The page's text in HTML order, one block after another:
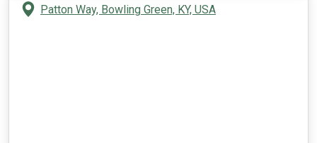
Patton Way, Bowling Green, KY, USA